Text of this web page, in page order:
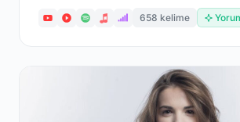
658 kelime